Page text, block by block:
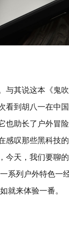
与其说这本《鬼
看到胡八一在中
也助长了户外冒
感叹那些黑科技
今天，我们要聊
系列户外特色一
就来体验一番。